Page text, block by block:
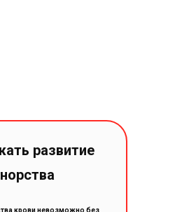
развитие
крови невозможно без